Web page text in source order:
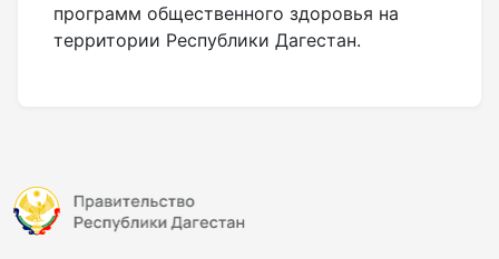
программ общественного здоровья на
территории Республики Дагестан.